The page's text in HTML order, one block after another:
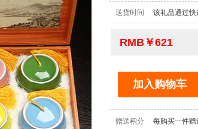
送货时间 该礼品通过
RMB￥621
加入购物车
赠送积分 每购买一件赠